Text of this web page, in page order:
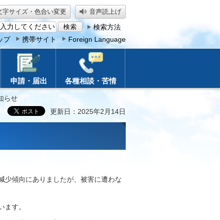
字サイズ・色合い変更 音声読上げ
検索方法
プ
携帯サイト Foreign Language
申請・届出 各種相談・苦情
らせ
更新日：2025年2月14日
少傾向にありましたが、被害に遭わな
す。